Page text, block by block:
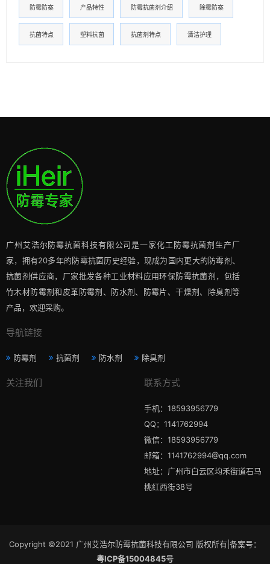
防霉防案 产品特性 防霉抗菌剂介绍 除霉防案
抗菌特点 塑料抗菌 抗菌剂特点 清洁护理
广州艾浩尔防霉抗菌科技有限公司是一家化工防霉抗菌剂生产厂
家，拥有20多年的防霉抗菌历史经验，现成为国内更大的防霉剂、
抗菌剂供应商，厂家批发各种工业材料应用环保防霉抗菌剂，包括
竹木材防霉剂和皮革防霉剂、防水剂、防霉片、干燥剂、除臭剂等
产品，欢迎采购。
导航链接
防霉剂 抗菌剂 防水剂 除臭剂
关注我们 联系方式
手机：18593956779
QQ：1141762994
微信：18593956779
邮箱：1141762994@qq.com
地址：广州市白云区均禾街道石马
桃红西街38号
Copyright ©2021 广州艾浩尔防霉抗菌科技有限公司 版权所有|备案号：
粤ICP备15004845号